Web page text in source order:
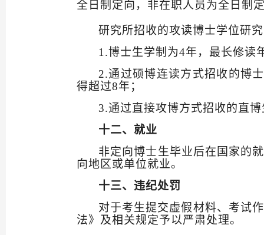
全日制定向，非在职人员为全日制
研究所招收的攻读博士学位研
1.博士生学制为4年，最长修读
2.通过硕博连读方式招收的博
得超过8年；
3.通过直接攻博方式招收的直
十二、就业
非定向博士生毕业后在国家的
向地区或单位就业。
十三、违纪处罚
对于考生提交虚假材料、考试
法》及相关规定予以严肃处理。